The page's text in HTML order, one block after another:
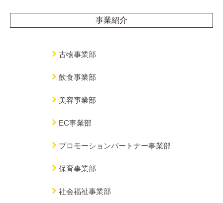
事業紹介
古物事業部
飲食事業部
美容事業部
EC事業部
プロモーションパートナー事業部
保育事業部
社会福祉事業部